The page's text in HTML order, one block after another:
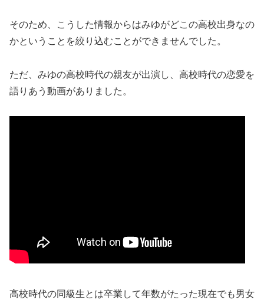
そのため、こうした情報からはみゆがどこの高校出身なの
かということを絞り込むことができませんでした。
ただ、みゆの高校時代の親友が出演し、高校時代の恋愛を
語りあう動画がありました。
高校時代の同級生とは卒業して年数がたった現在でも男女